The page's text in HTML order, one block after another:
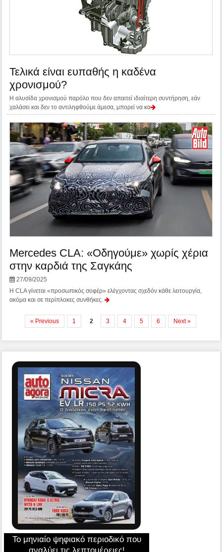
Τελικά είναι ευπαθής η καδένα
χρονισμού?
Η αλυσίδα χρονισμού παρόλο που δεν απαιτεί ιδιαίτερη συντήρηση, εάν
χαλάσει και δεν το αντιληφθούμε άμεσα, μπορεί να κα
Mercedes CLA: «Οδηγούμε» χωρίς χέρια
στην καρδιά της Σαγκάης
27/09/2025
Η CLA γίνεται «προσωπικός σοφέρ» ελέγχοντας σχεδόν κάθε λειτουργία,
ακόμα και σε περίπλοκες συνθήκες.
« Previous 1 2 3 4 5 6 Next »
Το μηνιαίο ψηφιακό περιοδικό που